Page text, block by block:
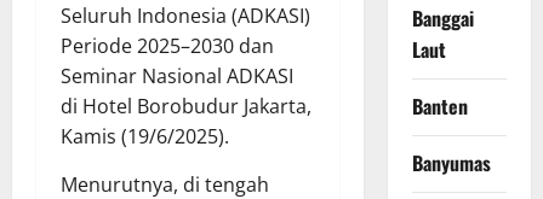
Seluruh Indonesia (ADKASI)
Periode 2025–2030 dan
Seminar Nasional ADKASI
di Hotel Borobudur Jakarta,
Kamis (19/6/2025).
Menurutnya, di tengah
Banggai
Laut
Banten
Banyumas